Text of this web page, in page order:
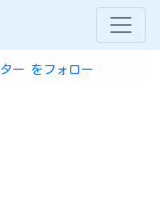
ー をフォロー